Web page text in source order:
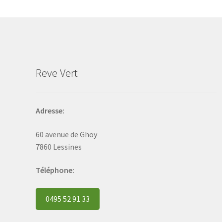
Reve Vert
Adresse:
60 avenue de Ghoy
7860 Lessines
Téléphone:
0495 52 91 33